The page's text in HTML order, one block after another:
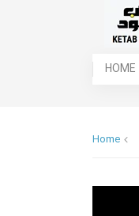
Home